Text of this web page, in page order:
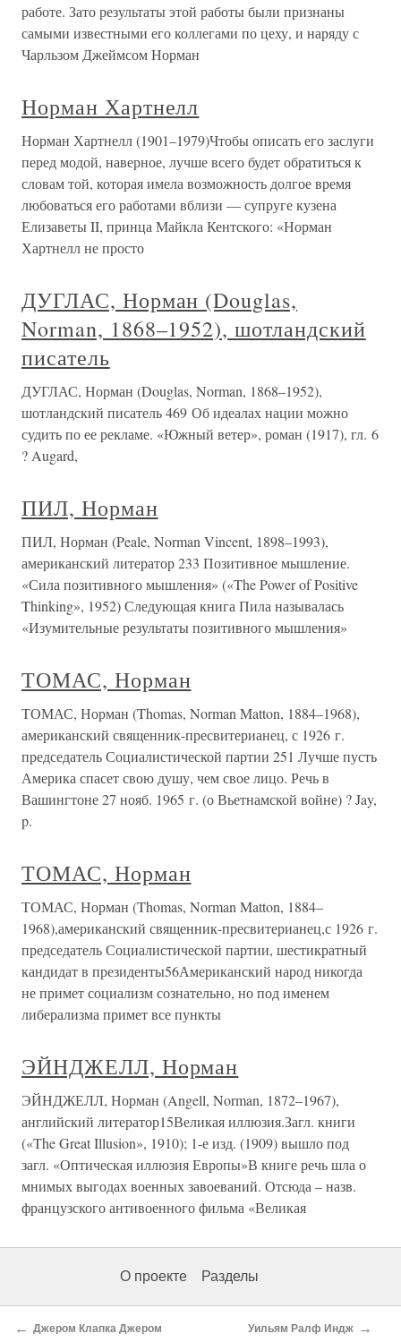
работе. Зато результаты этой работы были признаны
самыми известными его коллегами по цеху, и наряду с
Чарльзом Джеймсом Норман
Норман Хартнелл
Норман Хартнелл (1901–1979)Чтобы описать его заслуги
перед модой, наверное, лучше всего будет обратиться к
словам той, которая имела возможность долгое время
любоваться его работами вблизи — супруге кузена
Елизаветы II, принца Майкла Кентского: «Норман
Хартнелл не просто
ДУГЛАС, Норман (Douglas,
Norman, 1868–1952), шотландский
писатель
ДУГЛАС, Норман (Douglas, Norman, 1868–1952),
шотландский писатель 469 Об идеалах нации можно
судить по ее рекламе. «Южный ветер», роман (1917), гл. 6
? Augard,
ПИЛ, Норман
ПИЛ, Норман (Peale, Norman Vincent, 1898–1993),
американский литератор 233 Позитивное мышление.
«Сила позитивного мышления» («The Power of Positive
Thinking», 1952) Следующая книга Пила называлась
«Изумительные результаты позитивного мышления»
ТОМАС, Норман
ТОМАС, Норман (Thomas, Norman Matton, 1884–1968),
американский священник-пресвитерианец, с 1926 г.
председатель Социалистической партии 251 Лучше пусть
Америка спасет свою душу, чем свое лицо. Речь в
Вашингтоне 27 нояб. 1965 г. (о Вьетнамской войне) ? Jay,
p.
ТОМАС, Норман
ТОМАС, Норман (Thomas, Norman Matton, 1884–
1968),американский священник-пресвитерианец,с 1926 г.
председатель Социалистической партии, шестикратный
кандидат в президенты56Американский народ никогда
не примет социализм сознательно, но под именем
либерализма примет все пункты
ЭЙНДЖЕЛЛ, Норман
ЭЙНДЖЕЛЛ, Норман (Angell, Norman, 1872–1967),
английский литератор15Великая иллюзия.Загл. книги
(«The Great Illusion», 1910); 1-е изд. (1909) вышло под
загл. «Оптическая иллюзия Европы»В книге речь шла о
мнимых выгодах военных завоеваний. Отсюда – назв.
французского антивоенного фильма «Великая
О проекте Разделы
← Джером Клапка Джером Уильям Ралф Индж →